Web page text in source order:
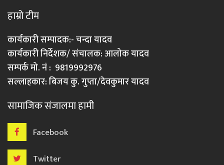
हाम्रो टीम
कार्यकारी सम्पादक:- चन्दा यादव
कार्यकारी निर्देशक/ संचालक: आलोक यादव
सम्पर्क मो. नं : 9819992976
सल्लाहकार: बिजय कु. गुप्ता/देवकुमार यादव
सामाजिक संजालमा हामी
Facebook
Twitter